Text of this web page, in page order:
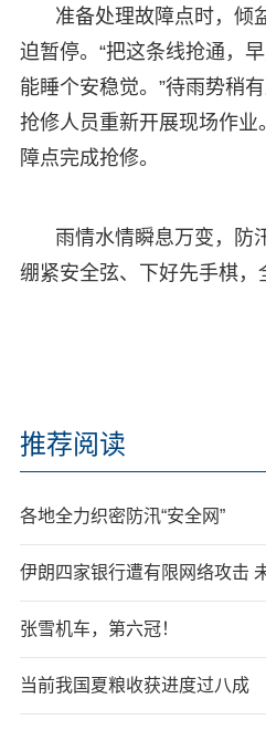
准备处理故障点时，倾
迫暂停。“把这条线抢通，
能睡个安稳觉。”待雨势稍
抢修人员重新开展现场作
障点完成抢修。
雨情水情瞬息万变，防
绷紧安全弦、下好先手棋，
推荐阅读
各地全力织密防汛“安全网”
伊朗四家银行遭有限网络攻击
张雪机车，第六冠！
当前我国夏粮收获进度过八成